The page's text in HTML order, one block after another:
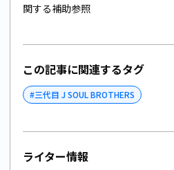
関する補助参照
この記事に関連するタグ
#三代目 J SOUL BROTHERS
ライター情報